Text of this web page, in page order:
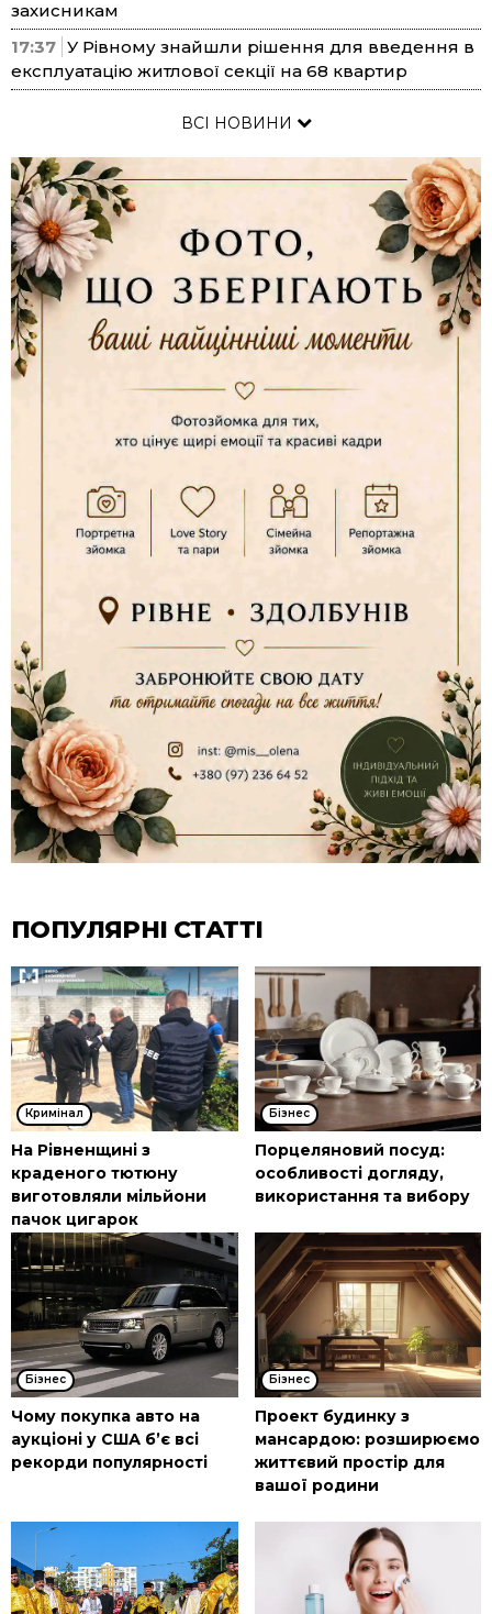
захисникам
17:37 У Рівному знайшли рішення для введення в
експлуатацію житлової секції на 68 квартир
ВСІ НОВИНИ
ПОПУЛЯРНІ СТАТТІ
Кримінал
На Рівненщині з
краденого тютюну
виготовляли мільйони
пачок цигарок
Бізнес
Порцеляновий посуд:
особливості догляду,
використання та вибору
Бізнес
Чому покупка авто на
аукціоні у США б’є всі
рекорди популярності
Бізнес
Проект будинку з
мансардою: розширюємо
життєвий простір для
вашої родини